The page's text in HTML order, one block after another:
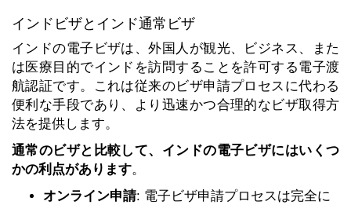
インドビザとインド通常ビザ
インドの電子ビザは、外国人が観光、ビジネス、また
は医療目的でインドを訪問することを許可する電子渡
航認証です。これは従来のビザ申請プロセスに代わる
便利な手段であり、より迅速かつ合理的なビザ取得方
法を提供します。
通常のビザと比較して、インドの電子ビザにはいくつ
かの利点があります。
オンライン申請: 電子ビザ申請プロセスは完全に